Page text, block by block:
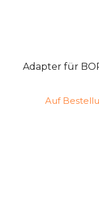
Adapter für
Auf